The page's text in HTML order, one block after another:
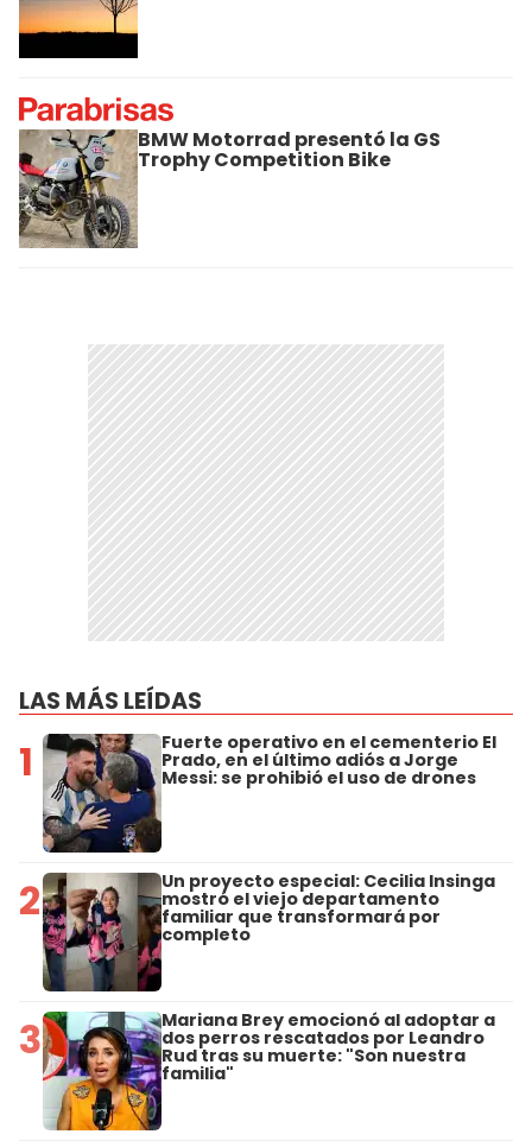
BMW Motorrad presentó la GS
Trophy Competition Bike
LAS MÁS LEÍDAS
1 Fuerte operativo en el cementerio El
Prado, en el último adiós a Jorge
Messi: se prohibió el uso de drones
2 Un proyecto especial: Cecilia Insinga
mostró el viejo departamento
familiar que transformará por
completo
3 Mariana Brey emocionó al adoptar a
dos perros rescatados por Leandro
Rud tras su muerte: "Son nuestra
familia"